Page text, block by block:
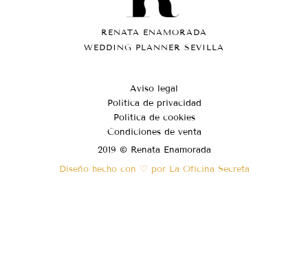
RENATA ENAMORADA
WEDDING PLANNER SEVILLA
Aviso legal
Política de privacidad
Política de cookies
Condiciones de venta
2019 © Renata Enamorada
Diseño hecho con ♡ por La Oficina Secreta